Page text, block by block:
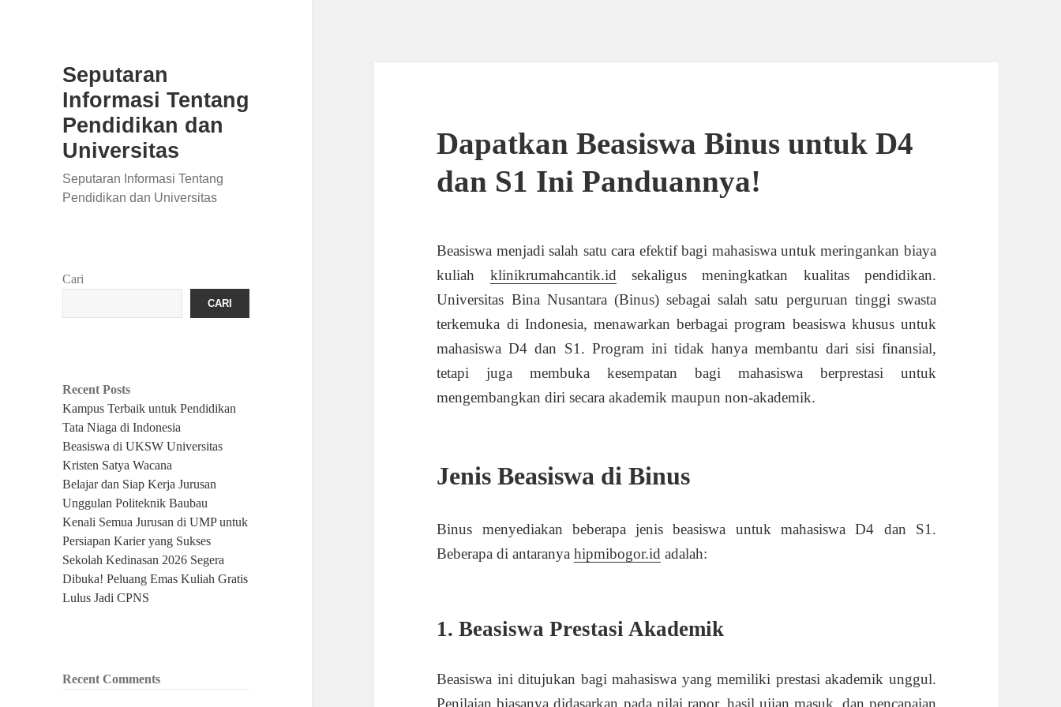
Seputaran
Informasi Tentang
Pendidikan dan
Universitas
Seputaran Informasi Tentang
Pendidikan dan Universitas
Cari
CARI
Recent Posts
Kampus Terbaik untuk Pendidikan
Tata Niaga di Indonesia
Beasiswa di UKSW Universitas
Kristen Satya Wacana
Belajar dan Siap Kerja Jurusan
Unggulan Politeknik Baubau
Kenali Semua Jurusan di UMP untuk
Persiapan Karier yang Sukses
Sekolah Kedinasan 2026 Segera
Dibuka! Peluang Emas Kuliah Gratis
Lulus Jadi CPNS
Recent Comments
Dapatkan Beasiswa Binus untuk D4
dan S1 Ini Panduannya!
Beasiswa menjadi salah satu cara efektif bagi mahasiswa untuk meringankan biaya
kuliah klinikrumahcantik.id sekaligus meningkatkan kualitas pendidikan.
Universitas Bina Nusantara (Binus) sebagai salah satu perguruan tinggi swasta
terkemuka di Indonesia, menawarkan berbagai program beasiswa khusus untuk
mahasiswa D4 dan S1. Program ini tidak hanya membantu dari sisi finansial,
tetapi juga membuka kesempatan bagi mahasiswa berprestasi untuk
mengembangkan diri secara akademik maupun non-akademik.
Jenis Beasiswa di Binus
Binus menyediakan beberapa jenis beasiswa untuk mahasiswa D4 dan S1.
Beberapa di antaranyahipmibogor.id adalah:
1. Beasiswa Prestasi Akademik
Beasiswa ini ditujukan bagi mahasiswa yang memiliki prestasi akademik unggul.
Penilaian biasanya didasarkan pada nilai rapor, hasil ujian masuk, dan pencapaian